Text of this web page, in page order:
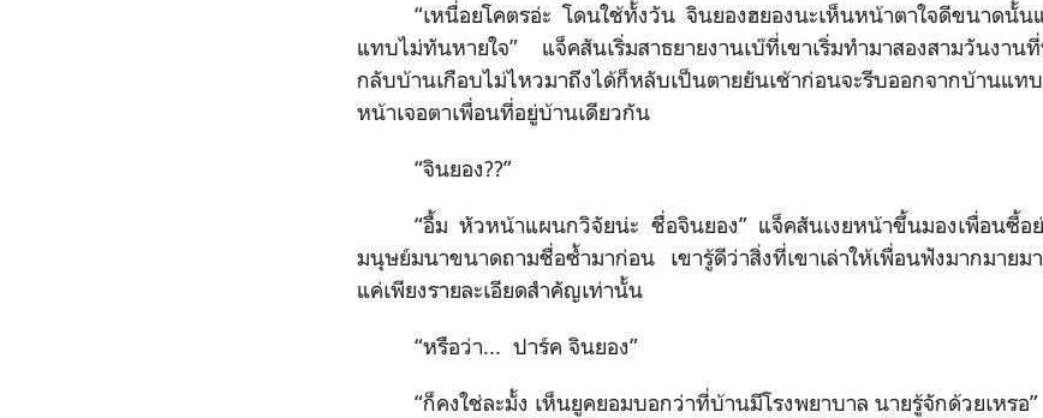
“เหนื่อยโคตรอ่ะ โดนใช้ทั้งวัน จินยองฮยองนะเห็นหน้าตาใจดีขนาดนั้น
แทบไม่ทันหายใจ” แจ็คสันเริ่มสาธยายงานเบ๊ที่เขาเริ่มทำมาสองสามวันงาน
กลับบ้านเกือบไม่ไหวมาถึงได้ก็หลับเป็นตายยันเช้าก่อนจะรีบออกจากบ้าน
หน้าเจอตาเพื่อนที่อยู่บ้านเดียวกัน
“จินยอง??”
“อื้ม หัวหน้าแผนกวิจัยน่ะ ชื่อจินยอง” แจ็คสันเงยหน้าขึ้นมองเพื่อนซี้อย่
มนุษย์มนาขนาดถามชื่อซ้ำมาก่อน เขารู้ดีว่าสิ่งที่เขาเล่าให้เพื่อนฟังมากมายม
แค่เพียงรายละเอียดสำคัญเท่านั้น
“หรือว่า... ปาร์ค จินยอง”
“ก็คงใช่ละมั้ง เห็นยูคยอมบอกว่าที่บ้านมีโรงพยาบาล นายรู้จักด้วยเหรอ”